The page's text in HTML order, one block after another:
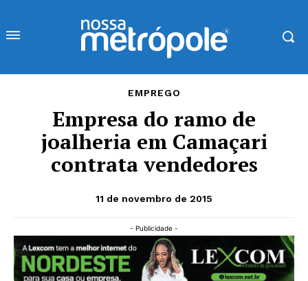
EMPREGO
Empresa do ramo de
joalheria em Camaçari
contrata vendedores
11 de novembro de 2015
- Publicidade -